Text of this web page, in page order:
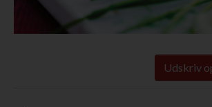
Udskriv